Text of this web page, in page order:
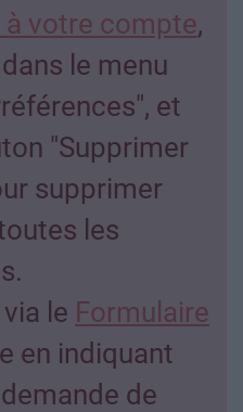
votre compte,
le menu
et
"Supprimer
supprimer
les
le Formulaire
en indiquant
de